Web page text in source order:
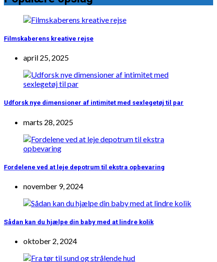
Filmskaberens kreative rejse
april 25, 2025
Udforsk nye dimensioner af intimitet med sexlegetøj til par
marts 28, 2025
Fordelene ved at leje depotrum til ekstra opbevaring
november 9, 2024
Sådan kan du hjælpe din baby med at lindre kolik
oktober 2, 2024